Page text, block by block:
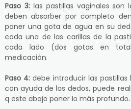
Paso 3:las pastillas vaginales son
deben absorber por completo
poner una gota de agua en su
cada una de las carillas de la
cada lado (dos gotas en
medicación.
Paso 4: debe introducir las
con ayuda de los dedos, puede
q este abajo poner lo más profundo.